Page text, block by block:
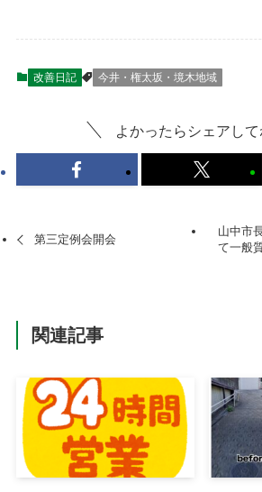
改善日記 今井・権太坂・境木地域
よかったらシェアして
第三定例会開会
山中市
て一般
関連記事